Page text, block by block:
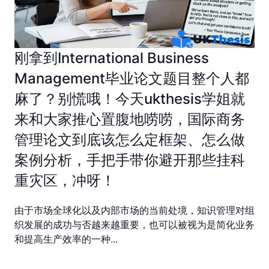
刚拿到International Business
Management毕业论文题目整个人都
麻了？别慌哦！今天ukthesis学姐就
来和大家推心置腹地唠唠，国际商务
管理论文到底该怎么定框架、怎么做
案例分析，手把手带你避开那些挂科
重灾区，冲呀！
由于市场全球化以及内部市场的当前处境，知识管理对组
织发展的成功与否越来越重要，也可以被视为是简化业务
和提高生产效率的一种...